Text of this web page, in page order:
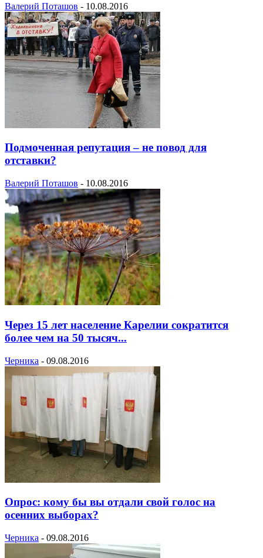
Валерий Поташов - 10.08.2016
Подмоченная репутация – не повод для
отставки?
Валерий Поташов - 10.08.2016
Через 15 лет население Карелии сократится
более чем на 50 тысяч...
Черника - 09.08.2016
Опрос: кому бы вы отдали свой голос на
осенних выборах?
Черника - 09.08.2016